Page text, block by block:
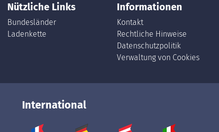
Nützliche Links
Bundesländer
Ladenkette
Informationen
Kontakt
Rechtliche Hinweise
Datenschutzpolitik
Verwaltung von Cookies
International